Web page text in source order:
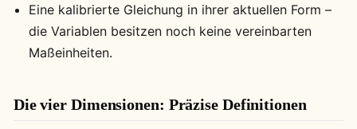
Eine kalibrierte Gleichung in ihrer aktuellen Form –
die Variablen besitzen noch keine vereinbarten
Maßeinheiten.
Die vier Dimensionen: Präzise Definitionen